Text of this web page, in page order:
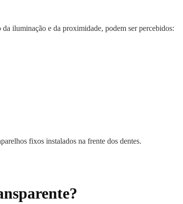
iluminação e da proximidade, podem ser percebidos:
fixos instalados na frente dos dentes.